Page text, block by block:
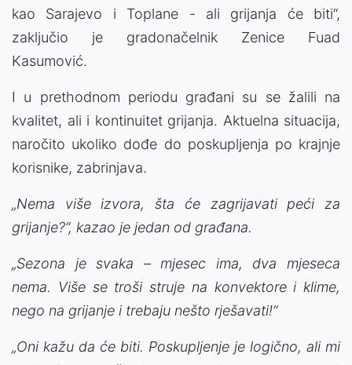
kao Sarajevo i Toplane - ali grijanja će biti“,
zaključio je gradonačelnik Zenice Fuad
Kasumović.
I u prethodnom periodu građani su se žalili na
kvalitet, ali i kontinuitet grijanja. Aktuelna situacija,
naročito ukoliko dođe do poskupljenja po krajnje
korisnike, zabrinjava.
„Nema više izvora, šta će zagrijavati peći za
grijanje?“, kazao je jedan od građana.
„Sezona je svaka – mjesec ima, dva mjeseca
nema. Više se troši struje na konvektore i klime,
nego na grijanje i trebaju nešto rješavati!“
„Oni kažu da će biti. Poskupljenje je logično, ali mi